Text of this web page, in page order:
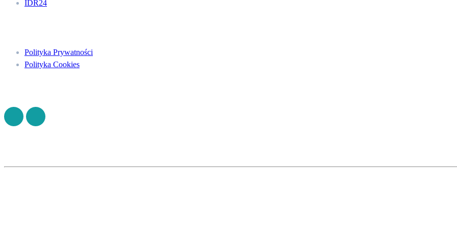
IDR24
Polityka Prywatności
Polityka Cookies